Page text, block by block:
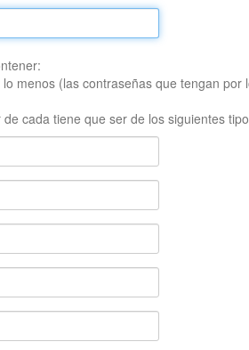
menos (las contraseñas que tengan
cada tiene que ser de los siguientes